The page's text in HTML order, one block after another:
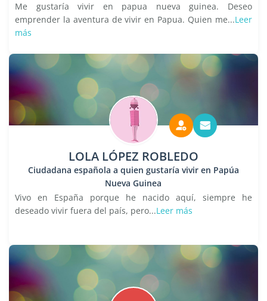
Me gustaría vivir en papua nueva guinea. Deseo
emprender la aventura de vivir en Papua. Quien me...Leer
más
LOLA LÓPEZ ROBLEDO
Ciudadana española a quien gustaría vivir en Papúa
Nueva Guinea
Vivo en España porque he nacido aquí, siempre he
deseado vivir fuera del país, pero...Leer más